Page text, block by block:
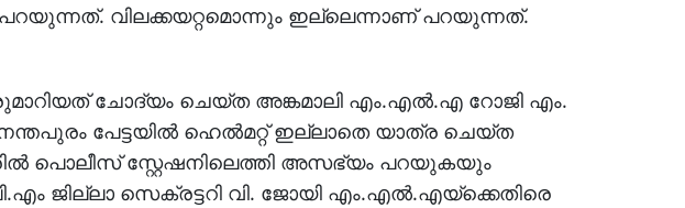
വിലക്കയറ്റമൊന്നും ഇല്ലെന്നാണ് പറയുന്നത്.
ചോദ്യം ചെയ്ത അങ്കമാലി എം.എല്‍.എ റോജി എം.
പേട്ടയില്‍ ഹെല്‍മറ്റ് ഇല്ലാതെ യാത്ര ചെയ്ത
പൊലീസ് സ്റ്റേഷനിലെത്തി അസഭ്യം പറയുകയും
ജില്ലാ സെക്രട്ടറി വി. ജോയി എം.എല്‍.എയ്‌ക്കെതിരെ